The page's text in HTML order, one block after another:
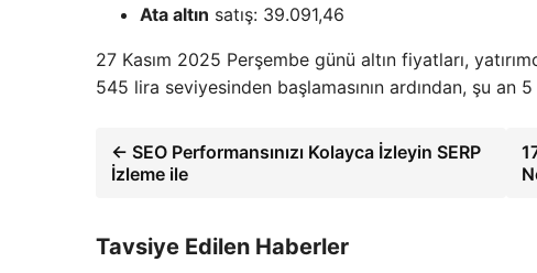
Ata altın satış: 39.091,46
27 Kasım 2025 Perşembe günü altın fiyatları,
545 lira seviyesinden başlamasının ardından, şu an
← SEO Performansınızı Kolayca İzleyin SERP
İzleme ile
Tavsiye Edilen Haberler